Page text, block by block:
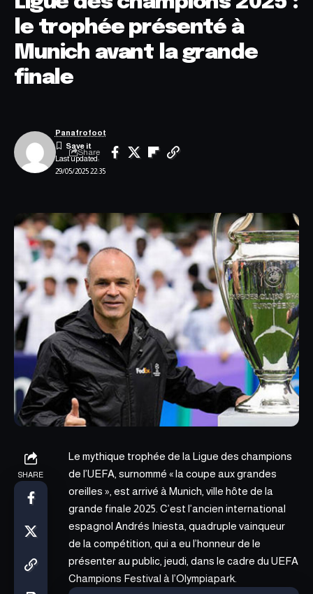
le trophée présenté à
Munich avant la grande
finale
Last updated:
29/05/2025 22:35
Panafrofoot
Share
SHARE
Le mythique trophée de la Ligue des champions
de l’UEFA , surnommé « la coupe aux grandes
oreilles », est arrivé à Munich, ville hôte de la
grande finale 2025. C’est l’ancien international
espagnol Andrés Iniesta, quadruple vainqueur
de la compétition, qui a eu l’honneur de le
présenter au public, jeudi, dans le cadre du UEFA
Champions Festival à l’Olympiapark.